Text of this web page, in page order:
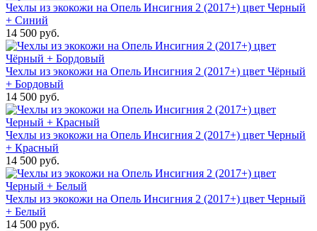
Чехлы из экокожи на Опель Инсигния 2 (2017+) цвет Черный
+ Синий
14 500 руб.
Чехлы из экокожи на Опель Инсигния 2 (2017+) цвет Чёрный
+ Бордовый
14 500 руб.
Чехлы из экокожи на Опель Инсигния 2 (2017+) цвет Черный
+ Красный
14 500 руб.
Чехлы из экокожи на Опель Инсигния 2 (2017+) цвет Черный
+ Белый
14 500 руб.